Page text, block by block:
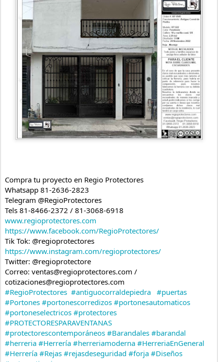
Compra tu proyecto en Regio Protectores
Whatsapp 81-2636-2823
Telegram @RegioProtectores
Tels 81-8466-2372 / 81-3068-6918
www.regioprotectores.com
https://www.facebook.com/RegioProtectores/
Tik Tok: @regioprotectores
https://www.instagram.com/regioprotectores/
Twitter: @regioprotectore
Correo: ventas@regioprotectores.com /
cotizaciones@regioprotectores.com
#RegioProtectores #antiguocorraldepiedra #puertas
#Portones #portonescorredizos #portonesautomaticos
#portoneselectricos #protectores
#PROTECTORESPARAVENTANAS
#protectorescontemporáneos #Barandales #barandal
#herreria #Herrería #herreriamoderna #HerreriaEnGeneral
#Herrería #Rejas #rejasdeseguridad #forja #Diseños